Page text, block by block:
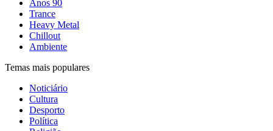
Anos 90
Trance
Heavy Metal
Chillout
Ambiente
Temas mais populares
Noticiário
Cultura
Desporto
Política